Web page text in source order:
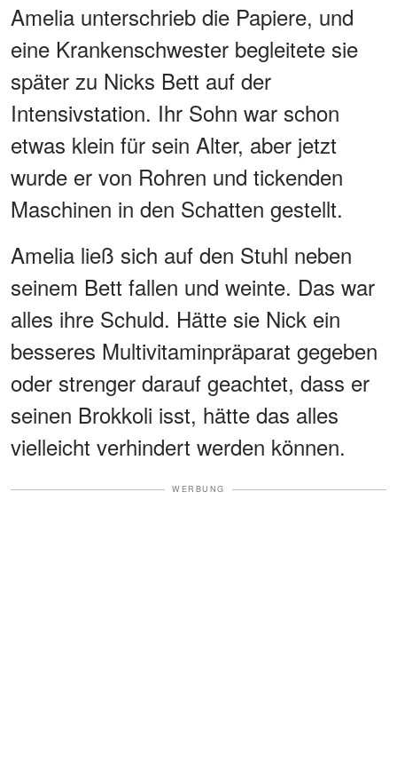
Amelia unterschrieb die Papiere, und
eine Krankenschwester begleitete sie
später zu Nicks Bett auf der
Intensivstation. Ihr Sohn war schon
etwas klein für sein Alter, aber jetzt
wurde er von Rohren und tickenden
Maschinen in den Schatten gestellt.
Amelia ließ sich auf den Stuhl neben
seinem Bett fallen und weinte. Das war
alles ihre Schuld. Hätte sie Nick ein
besseres Multivitaminpräparat gegeben
oder strenger darauf geachtet, dass er
seinen Brokkoli isst, hätte das alles
vielleicht verhindert werden können.
WERBUNG